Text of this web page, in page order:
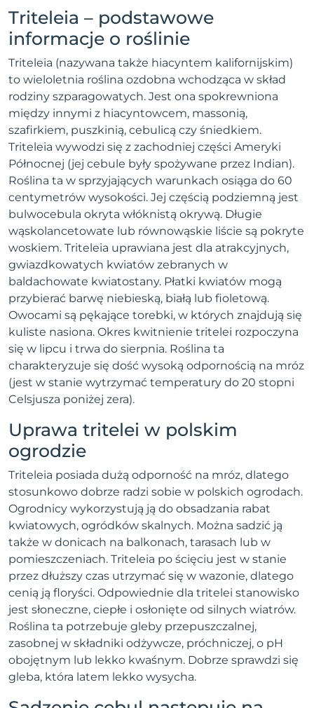
Triteleia – podstawowe
informacje o roślinie
Triteleia (nazywana także hiacyntem kalifornijskim)
to wieloletnia roślina ozdobna wchodząca w skład
rodziny szparagowatych. Jest ona spokrewniona
między innymi z hiacyntowcem, massonią,
szafirkiem, puszkinią, cebulicą czy śniedkiem.
Triteleia wywodzi się z zachodniej części Ameryki
Północnej (jej cebule były spożywane przez Indian).
Roślina ta w sprzyjających warunkach osiąga do 60
centymetrów wysokości. Jej częścią podziemną jest
bulwocebula okryta włóknistą okrywą. Długie
wąskolancetowate lub równowąskie liście są pokryte
woskiem. Triteleia uprawiana jest dla atrakcyjnych,
gwiazdkowatych kwiatów zebranych w
baldachowate kwiatostany. Płatki kwiatów mogą
przybierać barwę niebieską, białą lub fioletową.
Owocami są pękające torebki, w których znajdują się
kuliste nasiona. Okres kwitnienie tritelei rozpoczyna
się w lipcu i trwa do sierpnia. Roślina ta
charakteryzuje się dość wysoką odpornością na mróz
(jest w stanie wytrzymać temperatury do 20 stopni
Celsjusza poniżej zera).
Uprawa tritelei w polskim
ogrodzie
Triteleia posiada dużą odporność na mróz, dlatego
stosunkowo dobrze radzi sobie w polskich ogrodach.
Ogrodnicy wykorzystują ją do obsadzania rabat
kwiatowych, ogródków skalnych. Można sadzić ją
także w donicach na balkonach, tarasach lub w
pomieszczeniach. Triteleia po ścięciu jest w stanie
przez dłuższy czas utrzymać się w wazonie, dlatego
cenią ją floryści. Odpowiednie dla tritelei stanowisko
jest słoneczne, ciepłe i osłonięte od silnych wiatrów.
Roślina ta potrzebuje gleby przepuszczalnej,
zasobnej w składniki odżywcze, próchniczej, o pH
obojętnym lub lekko kwaśnym. Dobrze sprawdzi się
gleba, która latem lekko wysycha.